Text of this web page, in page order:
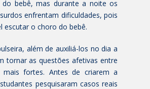
do bebê, mas durante a noite os
enfrentam dificuldades, pois
escutar o choro do bebê.
além de auxiliá-los no dia a
tornar as questões afetivas entre
fortes. Antes de criarem a
pesquisaram casos reais